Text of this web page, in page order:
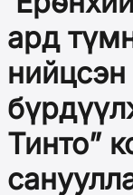
ард
Тинто”